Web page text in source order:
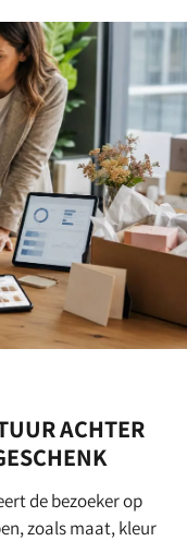
ACHTER
de bezoeker op
zoals maat, kleur